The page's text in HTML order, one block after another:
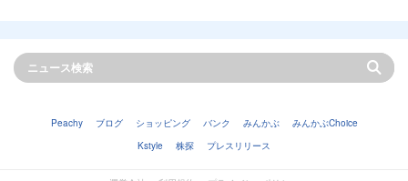
Peachy ブログ ショッピング バンク みんかぶ
みんかぶChoice
Kstyle
株探 プレスリリース